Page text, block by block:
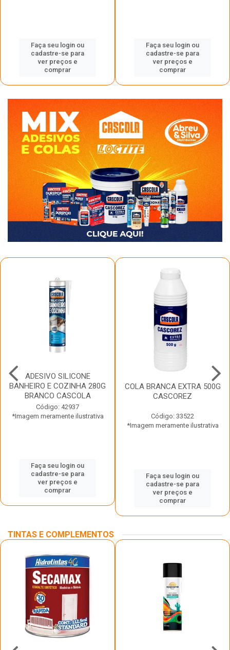
Faça seu login ou
cadastre-se para
ver preços e
comprar
Faça seu login ou
cadastre-se para
ver preços e
comprar
ADESIVO SILICONE
BANHEIRO E COZINHA 280G
BRANCO CASCOLA
Código: 42937
*Imagem meramente ilustrativa
Faça seu login ou
cadastre-se para
ver preços e
comprar
COLA BRANCA EXTRA 500G
CASCOREZ
Código: 33522
*Imagem meramente ilustrativa
Faça seu login ou
cadastre-se para
ver preços e
comprar
TINTAS E COMPLEMENTOS